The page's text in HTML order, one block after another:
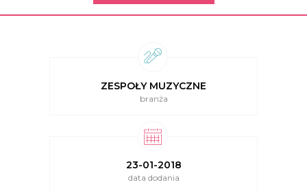
ZESPOŁY MUZYCZNE
branża
23-01-2018
data dodania